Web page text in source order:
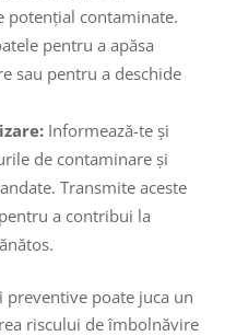
potențial contaminate.
pentru a apăsa
sau pentru a deschide
Informează-te și
de contaminare și
Transmite aceste
a contribui la
preventive poate juca un
riscului de îmbolnăvire